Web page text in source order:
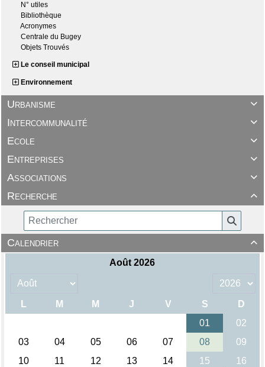
N° utiles
Bibliothèque
Acronymes
Centrale du Bugey
Objets Trouvés
Le conseil municipal
Environnement

Urbanisme

Intercommunalité

Ecole

Entreprises

Associations

Recherche

Calendrier